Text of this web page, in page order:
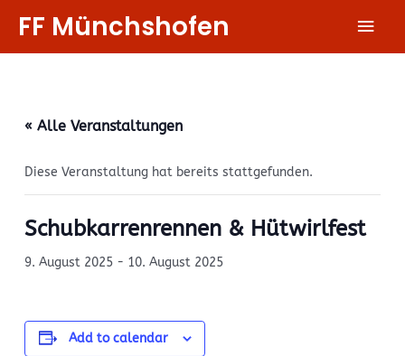
Inhalt
springen
FF Münchshofen
« Alle Veranstaltungen
Diese Veranstaltung hat bereits stattgefunden.
Schubkarrenrennen & Hütwirlfest
9. August 2025 - 10. August 2025
Add to calendar